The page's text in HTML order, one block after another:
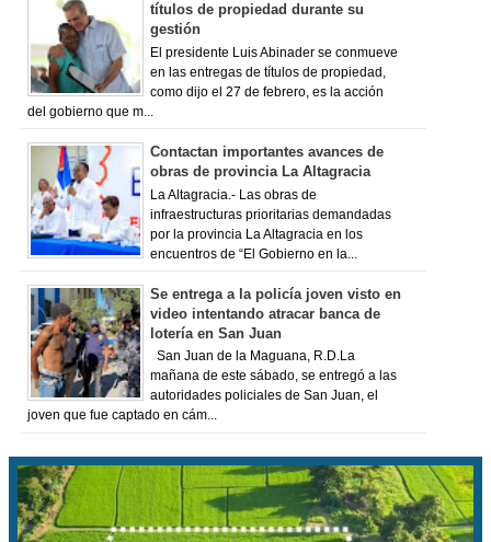
títulos de propiedad durante su
gestión
El presidente Luis Abinader se conmueve
en las entregas de títulos de propiedad,
como dijo el 27 de febrero, es la acción
del gobierno que m...
Contactan importantes avances de
obras de provincia La Altagracia
La Altagracia.- Las obras de
infraestructuras prioritarias demandadas
por la provincia La Altagracia en los
encuentros de “El Gobierno en la...
Se entrega a la policía joven visto en
video intentando atracar banca de
lotería en San Juan
San Juan de la Maguana, R.D.La
mañana de este sábado, se entregó a las
autoridades policiales de San Juan, el
joven que fue captado en cám...